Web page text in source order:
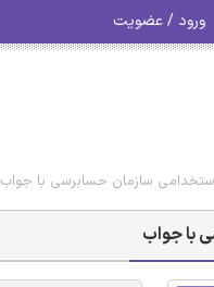
ورود / عضویت
سازمان حسابرسی با جواب
با جواب